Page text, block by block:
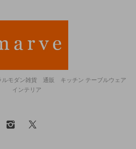
モダン雑貨 通販 キッチン テーブルウェア
インテリア